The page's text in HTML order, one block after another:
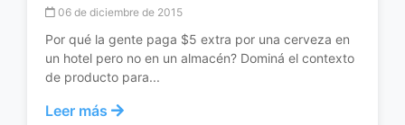
06 de diciembre de 2015
Por qué la gente paga $5 extra por una cerveza en
un hotel pero no en un almacén? Dominá el contexto
de producto para...
Leer más